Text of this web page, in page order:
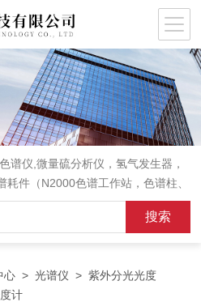
谱仪,微量硫分析仪，氢气发生器，
件（N2000色谱工作站，色谱柱、
空进样器，热解析仪，紫外分光光度
叶红外光谱仪，分析天平等常规实验
心 >光谱仪 >紫外分光光度
计